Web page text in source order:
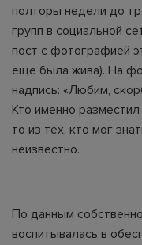
полторы недели до
групп в социальной
пост с фотографией
еще была жива). На
надпись: «Любим,
Кто именно
то из тех, кто мог
неизвестно.
По данным
воспитывалась в